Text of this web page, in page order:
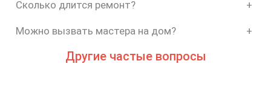
Сколько длится ремонт? +
Можно вызвать мастера на дом? +
Другие частые вопросы